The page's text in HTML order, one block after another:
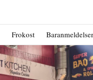
Frokost Baranmeldelser